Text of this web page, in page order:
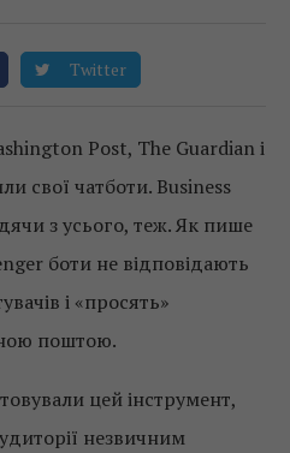
Twitter
Post, The Guardian і
свої чатботи. Business
з усього, теж. Як пише
боти не відповідають
і «просять»
поштою.
цей інструмент,
незвичним